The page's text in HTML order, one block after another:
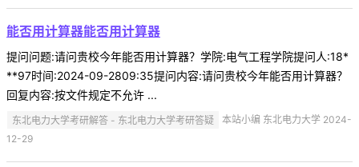
能否用计算器能否用计算器
提问问题:请问贵校今年能否用计算器？学院:电气工程学院提问人:18*
**97时间:2024-09-2809:35提问内容:请问贵校今年能否用计算器？
回复内容:按文件规定不允许 ...
东北电力大学考研解答 - 东北电力大学考研答疑
本站小编 东北电力大学 2024-
12-29